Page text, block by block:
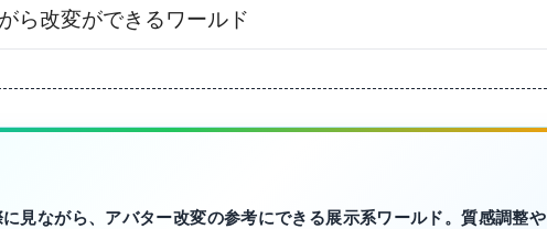
ら改変ができるワールド
見ながら、アバター改変の参考にできる展示系ワールド。質感調整や